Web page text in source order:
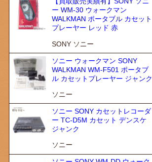
ー WM-30 ウォークマン
WALKMAN ポータブル カセット
プレーヤー レッド 赤
SONY ソニー
ソニー ウォークマン SONY
WALKMAN WM-F501 ポータブ
ル カセットプレーヤー ジャンク
ソニー
ソニー SONY カセットレコーダ
ー TC-D5M カセット デンスケ
ジャンク
ソニー